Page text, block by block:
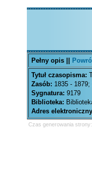
Pełny opis ||
Tytuł czasopisma:
Zasób: 1835 - 1879;
Sygnatura: 9179
Biblioteka:
Adres
Czas generowania